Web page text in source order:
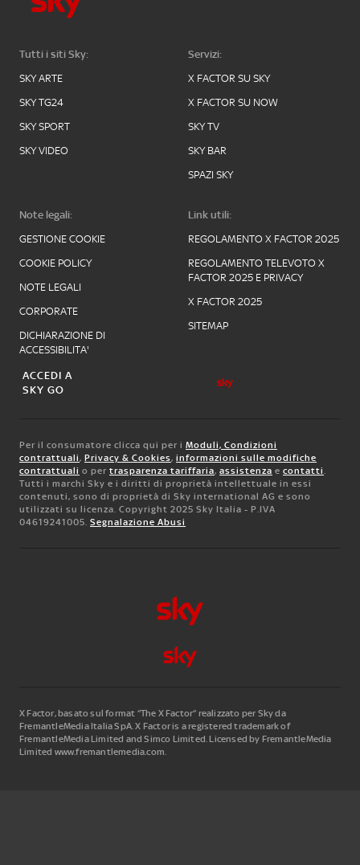
Tutti i siti Sky:
SKY ARTE
SKY TG24
SKY SPORT
SKY VIDEO
Servizi:
X FACTOR SU SKY
X FACTOR SU NOW
SKY TV
SKY BAR
SPAZI SKY
Note legali:
GESTIONE COOKIE
COOKIE POLICY
NOTE LEGALI
CORPORATE
DICHIARAZIONE DI
ACCESSIBILITA'
Link utili:
REGOLAMENTO X FACTOR 2025
REGOLAMENTO TELEVOTO X
FACTOR 2025 E PRIVACY
X FACTOR 2025
SITEMAP
ACCEDI A
SKY GO
Per il consumatore clicca qui per i Moduli, Condizioni
contrattuali, Privacy & Cookies, informazioni sulle modifiche
contrattuali o per trasparenza tariffaria, assistenza e contatti.
Tutti i marchi Sky e i diritti di proprietà intellettuale in essi
contenuti, sono di proprietà di Sky international AG e sono
utilizzati su licenza. Copyright 2025 Sky Italia - P.IVA
04619241005. Segnalazione Abusi
X Factor, basato sul format “The X Factor” realizzato per Sky da
FremantleMedia Italia SpA.X Factor is a registered trademark of
FremantleMedia Limited and Simco Limited. Licensed by FremantleMedia
Limited www.fremantlemedia.com.